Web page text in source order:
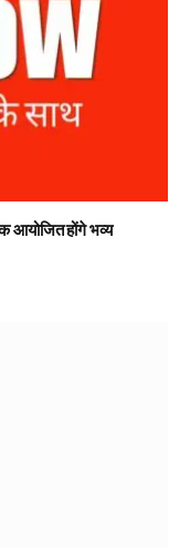
आयोजित होंगे भव्य